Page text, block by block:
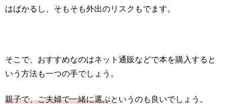
はばかるし、そもそも外出のリスクもでます。
そこで、おすすめなのはネット通販などで本を購入すると
いう方法も一つの手でしょう。
親子で、ご夫婦で一緒に選ぶというのも良いでしょう。